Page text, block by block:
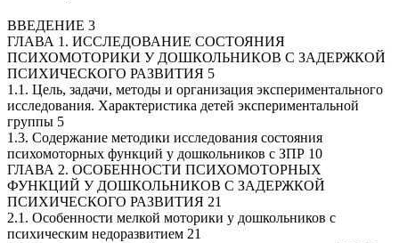
ВВЕДЕНИЕ 3
ГЛАВА 1. ИССЛЕДОВАНИЕ СОСТОЯНИЯ
ПСИХОМОТОРИКИ У ДОШКОЛЬНИКОВ С ЗАДЕРЖКОЙ
ПСИХИЧЕСКОГО РАЗВИТИЯ 5
1.1. Цель, задачи, методы и организация экспериментального
исследования. Характеристика детей экспериментальной
группы 5
1.3. Содержание методики исследования состояния
психомоторных функций у дошкольников с ЗПР 10
ГЛАВА 2. ОСОБЕННОСТИ ПСИХОМОТОРНЫХ
ФУНКЦИЙ У ДОШКОЛЬНИКОВ С ЗАДЕРЖКОЙ
ПСИХИЧЕСКОГО РАЗВИТИЯ 21
2.1. Особенности мелкой моторики у дошкольников с
психическим недоразвитием 21